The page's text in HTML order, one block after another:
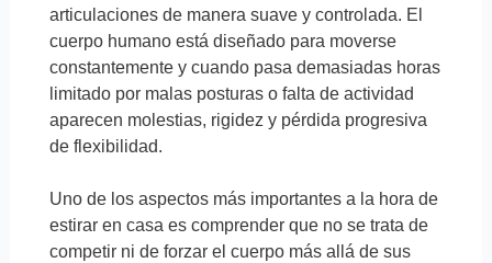
articulaciones de manera suave y controlada. El
cuerpo humano está diseñado para moverse
constantemente y cuando pasa demasiadas horas
limitado por malas posturas o falta de actividad
aparecen molestias, rigidez y pérdida progresiva
de flexibilidad.
Uno de los aspectos más importantes a la hora de
estirar en casa es comprender que no se trata de
competir ni de forzar el cuerpo más allá de sus